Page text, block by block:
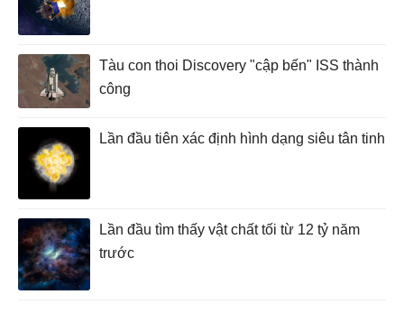
Tàu con thoi Discovery "cập bến" ISS thành
công
Lần đầu tiên xác định hình dạng siêu tân tinh
Lần đầu tìm thấy vật chất tối từ 12 tỷ năm
trước